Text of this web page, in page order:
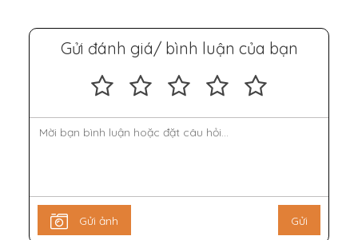
Gửi đánh giá/ bình luận của bạn
Gửi ảnh Gửi